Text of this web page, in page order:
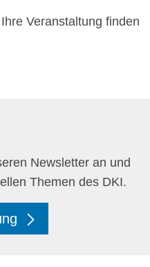
Veranstaltung finden
Newsletter an und
Themen des DKI.